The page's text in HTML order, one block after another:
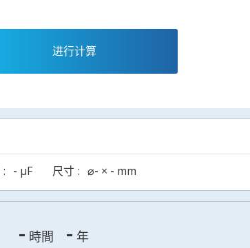
进行计算
- µF 尺寸 ⌀- × - mm
- 時間 - 年